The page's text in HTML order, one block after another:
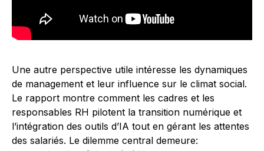
Une autre perspective utile intéresse les dynamiques
de management et leur influence sur le climat social.
Le rapport montre comment les cadres et les
responsables RH pilotent la transition numérique et
l’intégration des outils d’IA tout en gérant les attentes
des salariés. Le dilemme central demeure: